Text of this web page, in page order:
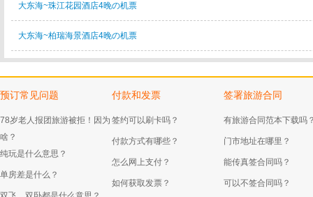
大东海~珠江花园酒店4晚の机票
大东海~柏瑞海景酒店4晚の机票
预订常见问题
78岁老人报团旅游被拒！因为
啥？
纯玩是什么意思？
单房差是什么？
付款和发票
签约可以刷卡吗？
付款方式有哪些？
怎么网上支付？
如何获取发票？
签署旅游合同
有旅游合同范本下载吗
门市地址在哪里？
能传真签合同吗？
可以不签合同吗？